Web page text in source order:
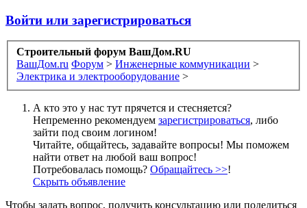
Войти или зарегистрироваться
Строительный форум ВашДом.RU
ВашДом.ru Форум > Инженерные коммуникации >
Электрика и электрооборудование >
А кто это у нас тут прячется и стесняется?
Непременно рекомендуем зарегистрироваться, либо
зайти под своим логином!
Читайте, общайтесь, задавайте вопросы! Мы поможем
найти ответ на любой ваш вопрос!
Потребовалась помощь? Обращайтесь >>!
Скрыть объявление
Чтобы задать вопрос, получить консультацию или поделиться